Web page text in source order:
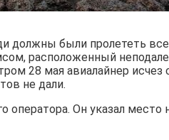
должны были пролететь
расположенный
28 мая авиалайнер
не дали.
Он указал место